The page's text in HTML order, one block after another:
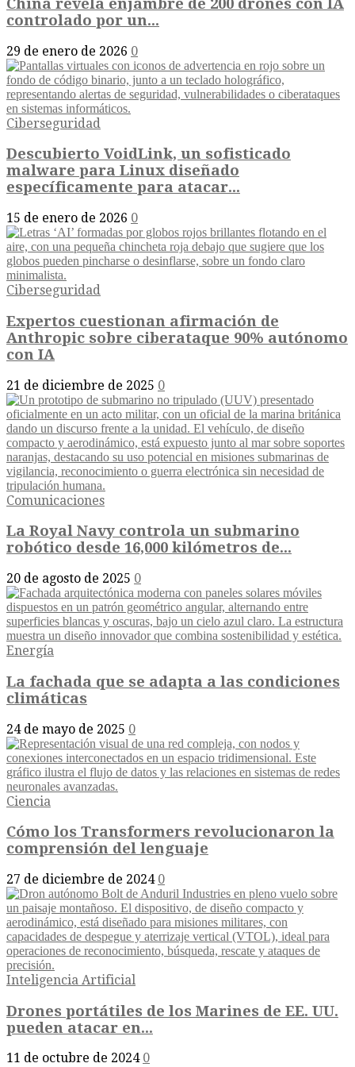
China revela enjambre de 200 drones con IA
controlado por un...
29 de enero de 2026 0
Ciberseguridad
Descubierto VoidLink, un sofisticado
malware para Linux diseñado
específicamente para atacar...
15 de enero de 2026 0
Ciberseguridad
Expertos cuestionan afirmación de
Anthropic sobre ciberataque 90% autónomo
con IA
21 de diciembre de 2025 0
Comunicaciones
La Royal Navy controla un submarino
robótico desde 16,000 kilómetros de...
20 de agosto de 2025 0
Energía
La fachada que se adapta a las condiciones
climáticas
24 de mayo de 2025 0
Ciencia
Cómo los Transformers revolucionaron la
comprensión del lenguaje
27 de diciembre de 2024 0
Inteligencia Artificial
Drones portátiles de los Marines de EE. UU.
pueden atacar en...
11 de octubre de 2024 0